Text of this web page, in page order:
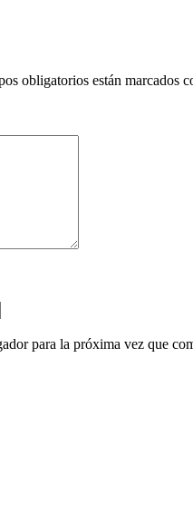
obligatorios están marcados
para la próxima vez que